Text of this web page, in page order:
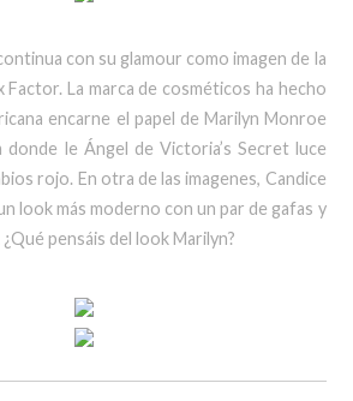
con su glamour como imagen de la
Factor. La marca de cosméticos ha hecho
encarne el papel de Marilyn Monroe
donde le Ángel de Victoria’s Secret luce
rojo. En otra de las imagenes, Candice
look más moderno con un par de gafas y
pensáis del look Marilyn?